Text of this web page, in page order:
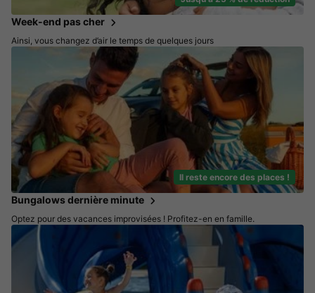
Week-end pas cher
Ainsi, vous changez d’air le temps de quelques jours
Il reste encore des places !
Bungalows dernière minute
Optez pour des vacances improvisées ! Profitez-en en famille.